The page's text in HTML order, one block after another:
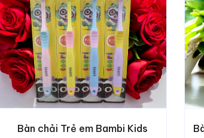
Bàn chải Aqua Silver, Aqua Gold